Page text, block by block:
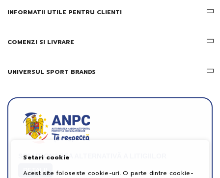
INFORMATII UTILE PENTRU CLIENTI
COMENZI SI LIVRARE
UNIVERSUL SPORT BRANDS
SOLUȚIONAREA ALTERNATIVĂ A LITIGIILOR
DETALII
Setari cookie
Acest site foloseste cookie-uri. O parte dintre cookie-